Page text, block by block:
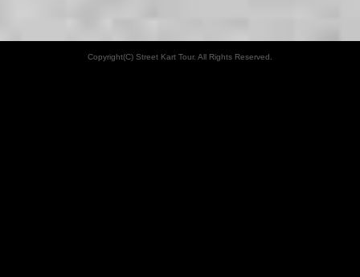
Copyright(C) Street Kart Tour. All Rights Reserved.